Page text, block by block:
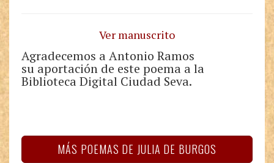
Ver manuscrito
Agradecemos a Antonio Ramos
su aportación de este poema a la
Biblioteca Digital Ciudad Seva.
MÁS POEMAS DE JULIA DE BURGOS